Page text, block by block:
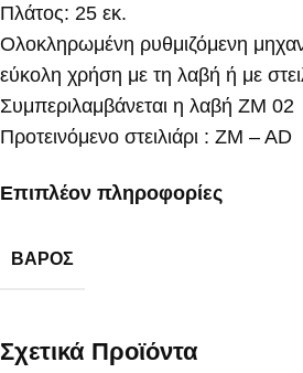
Πλάτος: 25 εκ.
Ολοκληρωμένη ρυθμιζόμενη
εύκολη χρήση με τη λαβή ή με
Συμπεριλαμβάνεται η λαβή ZM 02
Προτεινόμενο στειλιάρι : ZM – AD
Επιπλέον πληροφορίες
ΒΆΡΟΣ
Σχετικά Προϊόντα